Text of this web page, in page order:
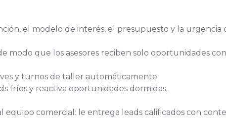
el modelo de interés, el presupuesto y la urgencia
modo que los asesores reciben solo oportunidades con
y turnos de taller automáticamente.
fríos y reactiva oportunidades dormidas.
equipo comercial: le entrega leads calificados con